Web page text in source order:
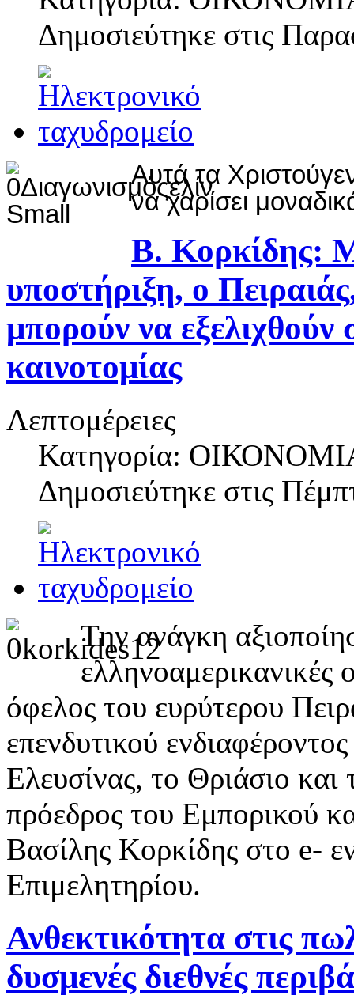
Δημοσιεύτηκε στις
Αυτά τα
να χαρίσει
Β. Κορκίδης:
υποστήριξη, ο
μπορούν να εξελιχθούν
καινοτομίας
Λεπτομέρειες
Κατηγορία:
Δημοσιεύτηκε στις
Την ανάγκη
ελληνοαμερικανικές
όφελος του ευρύτερου
επενδυτικού
Ελευσίνας, το Θριάσιο
πρόεδρος του Εμπορικού
Βασίλης Κορκίδης στο e-
Επιμελητηρίου.
Ανθεκτικότητα στις
δυσμενές διεθνές